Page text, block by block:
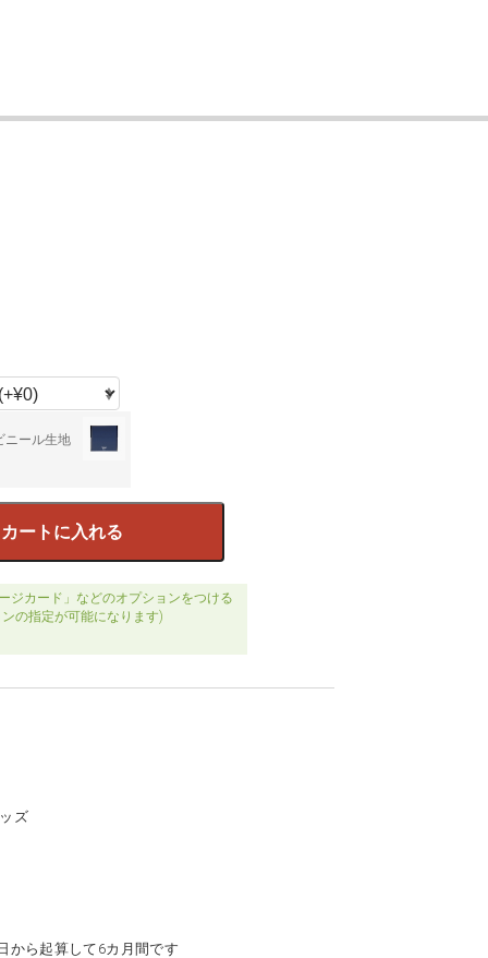
ニール生地
カートに入れる
ジカード」などのオプションをつける
の指定が可能になります)
ズ
から起算して6カ月間です